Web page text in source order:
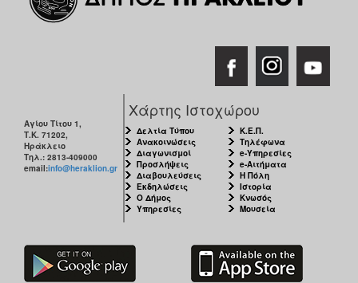
Αγίου Τίτου 1,
Τ.Κ. 71202,
Ηράκλειο
Τηλ.: 2813-409000
email:info@heraklion.gr
Χάρτης Ιστοχώρου
Δελτία Τύπου
Ανακοινώσεις
Διαγωνισμοί
Προσλήψεις
Διαβουλεύσεις
Εκδηλώσεις
Ο Δήμος
Υπηρεσίες
Κ.Ε.Π.
Τηλέφωνα
e-Υπηρεσίες
e-Αιτήματα
Η Πόλη
Ιστορία
Κνωσός
Μουσεία